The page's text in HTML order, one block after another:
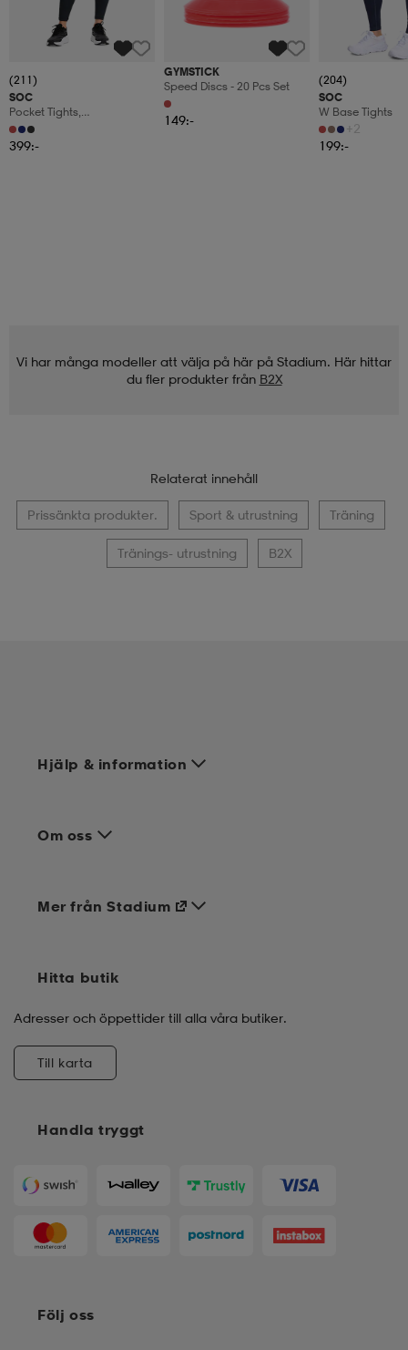
(211)
SOC
Pocket Tights,
Träningstights, Dam
399:-
GYMSTICK
Speed Discs - 20 Pcs Set
149:-
(204)
SOC
W Base Tights
+2
199:-
Vi har många modeller att välja på här på Stadium. Här hittar
du fler produkter från B2X
Relaterat innehåll
Prissänkta produkter. Sport & utrustning Träning
Tränings- utrustning B2X
Hjälp & information
Om oss
Handla tryggt
Mer från Stadium
Hitta butik
Adresser och öppettider till alla våra butiker.
Till karta
Följ oss